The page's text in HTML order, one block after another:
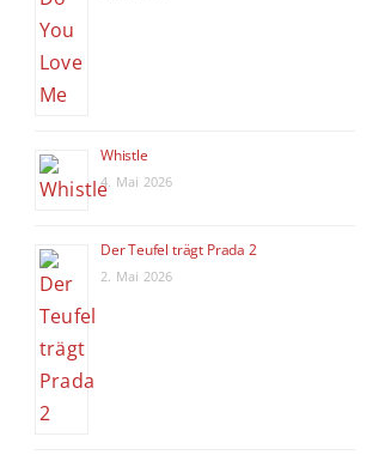
Whistle
4. Mai 2026
Der Teufel trägt Prada 2
2. Mai 2026